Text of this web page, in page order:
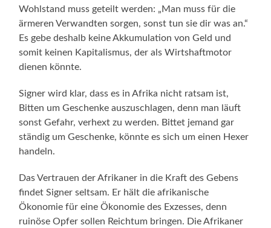
Wohlstand muss geteilt werden: „Man muss für die
ärmeren Verwandten sorgen, sonst tun sie dir was an.“
Es gebe deshalb keine Akkumulation von Geld und
somit keinen Kapitalismus, der als Wirtshaftmotor
dienen könnte.
Signer wird klar, dass es in Afrika nicht ratsam ist,
Bitten um Geschenke auszuschlagen, denn man läuft
sonst Gefahr, verhext zu werden. Bittet jemand gar
ständig um Geschenke, könnte es sich um einen Hexer
handeln.
Das Vertrauen der Afrikaner in die Kraft des Gebens
findet Signer seltsam. Er hält die afrikanische
Ökonomie für eine Ökonomie des Exzesses, denn
ruinöse Opfer sollen Reichtum bringen. Die Afrikaner